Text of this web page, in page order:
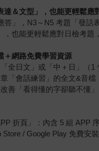
達＆文型」，也能更輕鬆應
答」，N3～N5 考題「發
也能更輕鬆應對日檢考題
＋網路免費學習資源
全日文」或「中＋日」（1
「會話練習」的全文&音檔
善「看得懂的字卻聽不懂
折頁」：內含 5 組 APP 序
/ Google Play 免費安